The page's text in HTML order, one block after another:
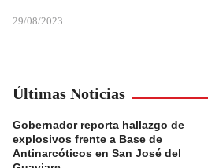
29/08/2023
Últimas Noticias
Gobernador reporta hallazgo de
explosivos frente a Base de
Antinarcóticos en San José del